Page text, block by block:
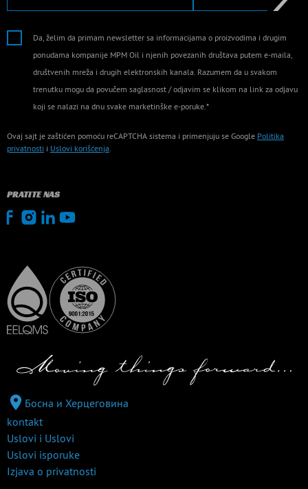
Da, želim da primam newsletter sa informacijama o proizvodima i drugim
ponudama kompanije MPM Oil i njenih povezanih društava putem e-maila,
društvenih mreža i drugih elektronskih kanala. Razumem da u svakom
trenutku mogu da povučem saglasnost / odjavim se klikom na link za odjavu
koji se nalazi na dnu svake marketinške e-poruke.*
Ovaj sajt je zaštićen pomoću reCAPTCHA sistema i primenjuju se Google Politika
privatnosti i Uslovi korišćenja.
PRATITE NAS
Босна и Херцеговина
kontakt
Uslovi i Uslovi
Uslovi isporuke
Izjava o privatnosti